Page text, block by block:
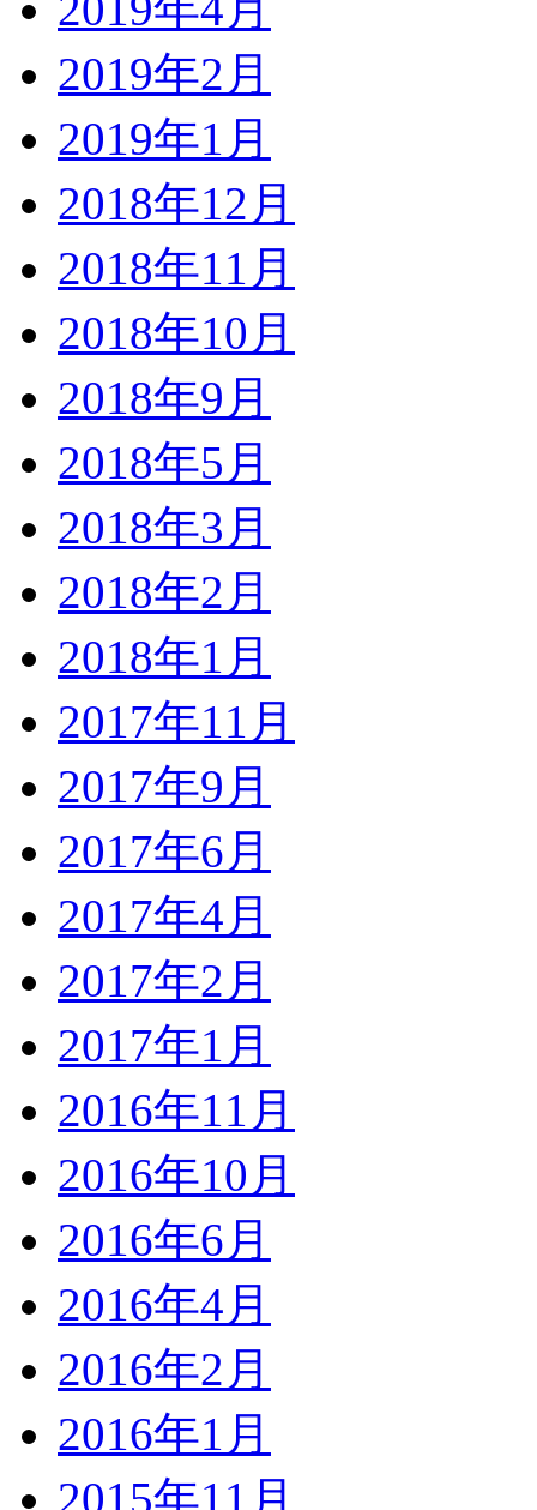
2019年2月
2019年1月
2018年12月
2018年11月
2018年10月
2018年9月
2018年5月
2018年3月
2018年2月
2018年1月
2017年11月
2017年9月
2017年6月
2017年4月
2017年2月
2017年1月
2016年11月
2016年10月
2016年6月
2016年4月
2016年2月
2016年1月
2015年11月